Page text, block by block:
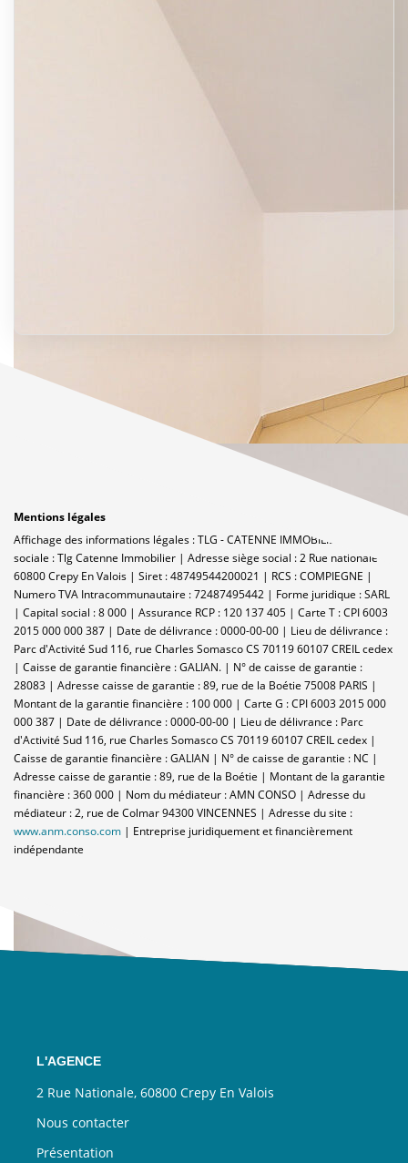
Mentions légales
Affichage des informations légales : TLG - CATENNE IMMOBILIER | Raison
sociale : Tlg Catenne Immobilier | Adresse siège social : 2 Rue nationale -
60800 Crepy En Valois | Siret : 48749544200021 | RCS : COMPIEGNE |
Numero TVA Intracommunautaire : 72487495442 | Forme juridique : SARL
| Capital social : 8 000 | Assurance RCP : 120 137 405 | Carte T : CPI 6003
2015 000 000 387 | Date de délivrance : 0000-00-00 | Lieu de délivrance :
Parc d'Activité Sud 116, rue Charles Somasco CS 70119 60107 CREIL cedex
| Caisse de garantie financière : GALIAN. | N° de caisse de garantie :
28083 | Adresse caisse de garantie : 89, rue de la Boétie 75008 PARIS |
Montant de la garantie financière : 100 000 | Carte G : CPI 6003 2015 000
000 387 | Date de délivrance : 0000-00-00 | Lieu de délivrance : Parc
d'Activité Sud 116, rue Charles Somasco CS 70119 60107 CREIL cedex |
Caisse de garantie financière : GALIAN | N° de caisse de garantie : NC |
Adresse caisse de garantie : 89, rue de la Boétie | Montant de la garantie
financière : 360 000 | Nom du médiateur : AMN CONSO | Adresse du
médiateur : 2, rue de Colmar 94300 VINCENNES | Adresse du site :
www.anm.conso.com | Entreprise juridiquement et financièrement
indépendante
L'AGENCE
2 Rue Nationale, 60800 Crepy En Valois
Nous contacter
Présentation